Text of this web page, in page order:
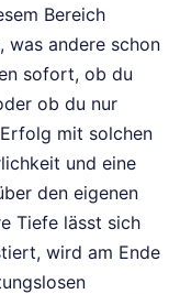
Bereich
was andere schon
sofort, ob du
ob du nur
mit solchen
und eine
den eigenen
Tiefe lässt sich
wird am Ende